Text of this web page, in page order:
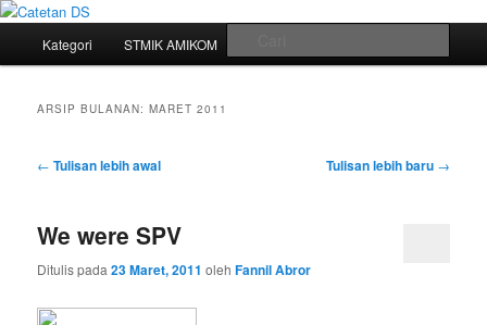
Catetan DS
Mari bermimpi dan ciptakan kehendak
Langsung
Langsung
Kategori STMIK AMIKOM
ARSIP BULANAN:MARET 2011
Navigasi
← Tulisan lebih awal Tulisan lebih baru →
We were SPV
Ditulis pada23 Maret, 2011 olehFannil Abror